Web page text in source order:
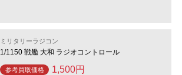
ミリタリーラジコン
1/1150 戦艦 大和 ラジオコントロール
参考買取価格 1,500円